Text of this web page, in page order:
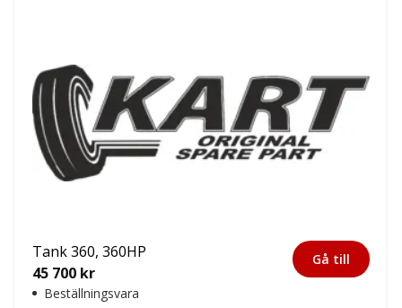
Tank 360, 360HP
45 700 kr
Beställningsvara
Gå till